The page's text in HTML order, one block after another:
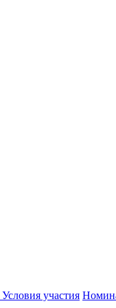
Условия участия